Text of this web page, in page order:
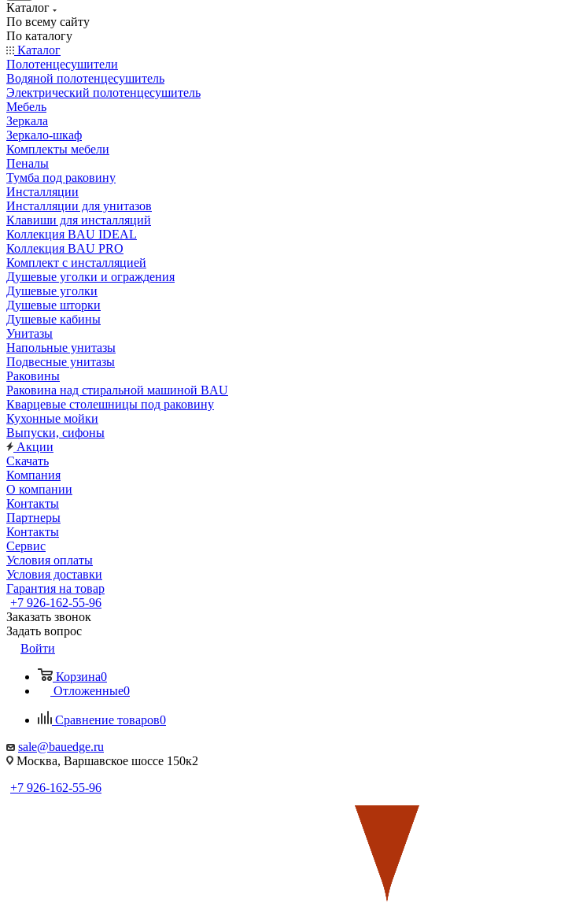
Каталог
По всему сайту
По каталогу
Каталог
Полотенцесушители
Водяной полотенцесушитель
Электрический полотенцесушитель
Мебель
Зеркала
Зеркало-шкаф
Комплекты мебели
Пеналы
Тумба под раковину
Инсталляции
Инсталляции для унитазов
Клавиши для инсталляций
Коллекция BAU IDEAL
Коллекция BAU PRO
Комплект с инсталляцией
Душевые уголки и ограждения
Душевые уголки
Душевые шторки
Душевые кабины
Унитазы
Напольные унитазы
Подвесные унитазы
Раковины
Раковина над стиральной машиной BAU
Кварцевые столешницы под раковину
Кухонные мойки
Выпуски, сифоны
Акции
Скачать
Компания
О компании
Контакты
Партнеры
Контакты
Сервис
Условия оплаты
Условия доставки
Гарантия на товар
+7 926-162-55-96
Заказать звонок
Задать вопрос
Войти
Корзина0
Отложенные0
Сравнение товаров0
sale@bauedge.ru
Москва, Варшавское шоссе 150к2
+7 926-162-55-96